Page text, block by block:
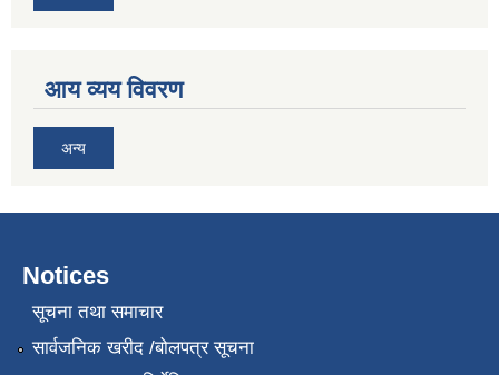
आय व्यय विवरण
अन्य
Notices
सूचना तथा समाचार
सार्वजनिक खरीद /बोलपत्र सूचना